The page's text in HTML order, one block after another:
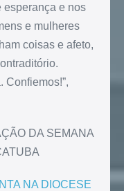
esperança e nos
e mulheres
coisas e afeto,
Confiemos!”,
DA SEMANA
NA DIOCESE